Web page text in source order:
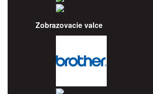
Zobrazovacie valce